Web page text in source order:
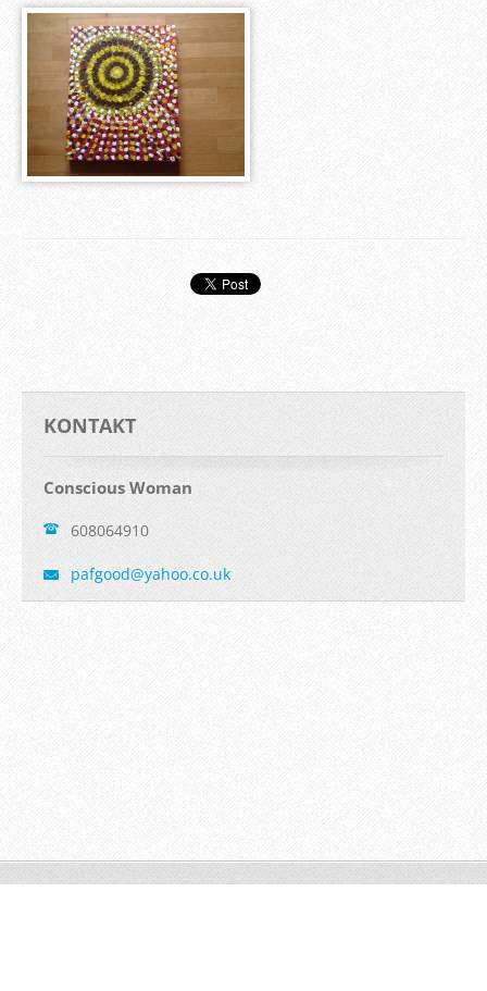
KONTAKT
Conscious Woman
608064910
pafgood@yahoo.co.uk